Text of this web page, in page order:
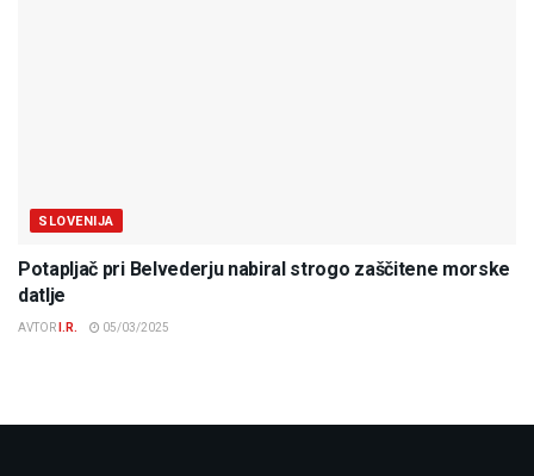
SLOVENIJA
Potapljač pri Belvederju nabiral strogo zaščitene morske
datlje
AVTOR I.R. 05/03/2025